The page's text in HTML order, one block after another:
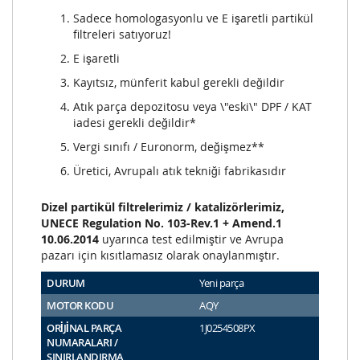
Sadece homologasyonlu ve E işaretli partikül
filtreleri satıyoruz!
E işaretli
Kayıtsız, münferit kabul gerekli değildir
Atık parça depozitosu veya \"eski\" DPF / KAT
iadesi gerekli değildir*
Vergi sınıfı / Euronorm, değişmez**
Üretici, Avrupalı atık tekniği fabrikasıdır
Dizel partikül filtrelerimiz / katalizörlerimiz,
UNECE Regulation No. 103-Rev.1 + Amend.1
10.06.2014 uyarınca test edilmiştir ve Avrupa
pazarı için kısıtlamasız olarak onaylanmıştır.
DURUM
Yeni parça
MOTOR KODU
AQY
ORİJİNAL PARÇA
NUMARALARI /
SINIRLANDIRMA
1J0254508PX